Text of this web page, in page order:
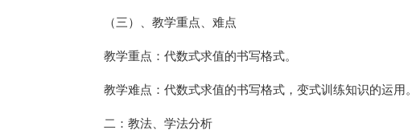
（三）、教学重点、难点
教学重点：代数式求值的书写格式。
教学难点：代数式求值的书写格式，变式训练知识的运用。
二：教法、学法分析